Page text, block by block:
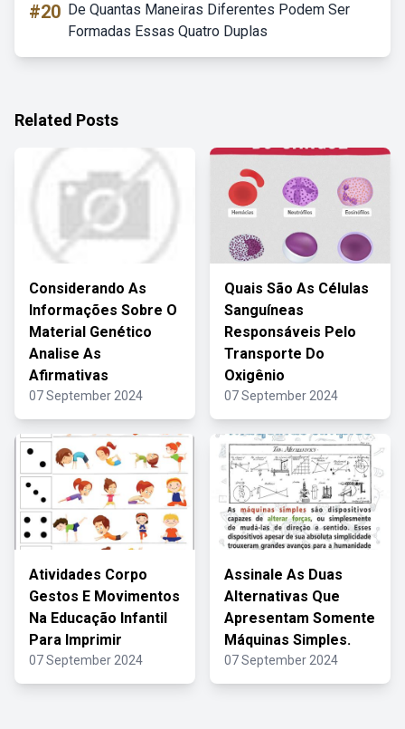
#20 De Quantas Maneiras Diferentes Podem Ser
Formadas Essas Quatro Duplas
Related Posts
Considerando As
Informações Sobre O
Material Genético
Analise As
Afirmativas
07 September 2024
Quais São As Células
Sanguíneas
Responsáveis Pelo
Transporte Do
Oxigênio
07 September 2024
Atividades Corpo
Gestos E Movimentos
Na Educação Infantil
Para Imprimir
07 September 2024
Assinale As Duas
Alternativas Que
Apresentam Somente
Máquinas Simples.
07 September 2024